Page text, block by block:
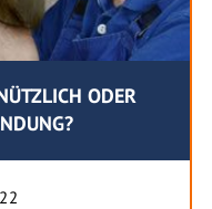
ODER